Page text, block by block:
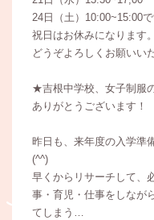
24日（土）10:00~15:00で
祝日はお休みになります。
どうぞよろしくお願いい
★吉根中学校、女子制服
ありがとうございます！
昨日も、来年度の入学準
(^^)
早くからリサーチして、
事・育児・仕事をしなが
てしまう…